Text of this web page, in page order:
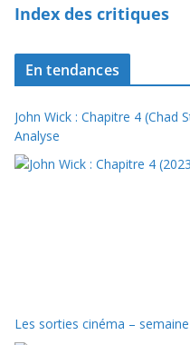
Index des critiques
En tendances
John Wick : Chapitre 4 (Chad
Analyse
Les sorties cinéma –